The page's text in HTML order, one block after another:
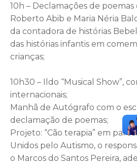
10h – Declamações de poemas
Roberto Abib e Maria Néria
da contadora de histórias
das histórias infantis em
crianças;
10h30 – Ildo “Musical Show”,
internacionais;
Manhã de Autógrafo com o
declamação de poemas;
Projeto: “Cão terapia” em
Unidos pelo Autismo, o
o Marcos do Santos Pereira,